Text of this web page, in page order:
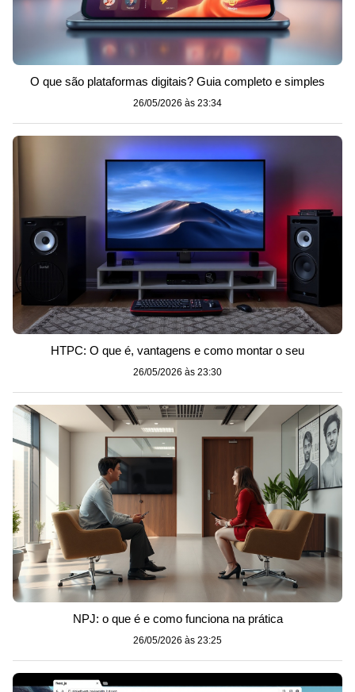
O que são plataformas digitais? Guia completo e simples
26/05/2026 às 23:34
HTPC: O que é, vantagens e como montar o seu
26/05/2026 às 23:30
NPJ: o que é e como funciona na prática
26/05/2026 às 23:25